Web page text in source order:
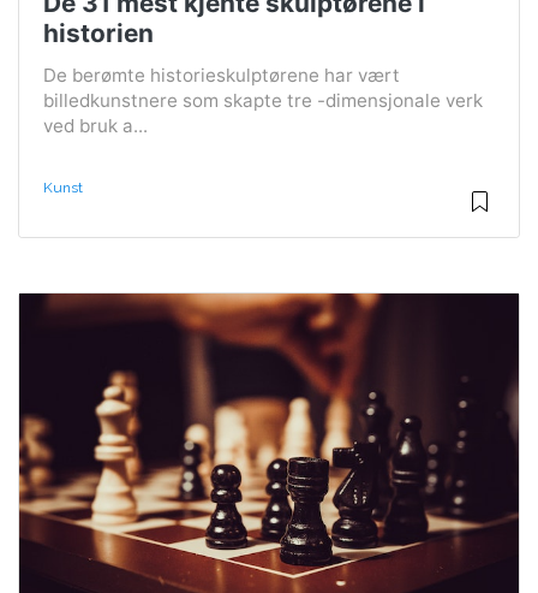
historien
De berømte historieskulptørene har vært
billedkunstnere som skapte tre -dimensjonale verk
ved bruk a...
Kunst